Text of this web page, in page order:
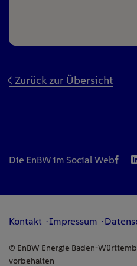
Zurück zur Übersicht
Die EnBW im Social Web
Kontakt Impressum
© EnBW Energie Baden-
vorbehalten